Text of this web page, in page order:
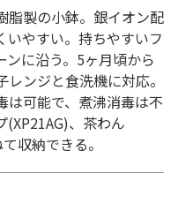
脂製の小鉢。銀イオン配
いやすい。持ちやすいフ
に沿う。5ヶ月頃から
ンジと食洗機に対応。
は可能で、煮沸消毒は不
、茶わん
収納できる。